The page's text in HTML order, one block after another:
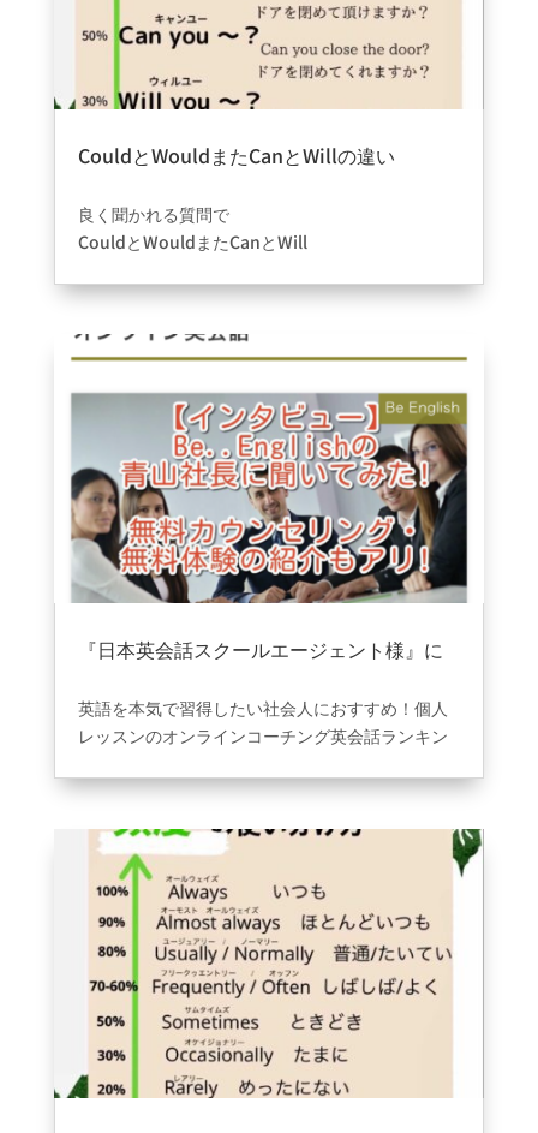
CouldとWouldまたCanとWillの違い
良く聞かれる質問で
CouldとWouldまたCanとWill
表にしてみました????‍♀️
少しでも役にたったな????
いいなーと思ったらイイネ????お願いします????
Be..心斎橋店は1人1人その人にあった形で
皆さんが楽しく英語を学べるように
レッスンを組まさせて頂いてます????
他の英会話教室では味わえないです！
是非興味のあるかたは質問でもいいので
DMなどお待ちしております????????
マンツーマンや少人数グループレッスンが
さらにカフェしながらネイティブ教師と会話がで
習った英語をその場で使える????
楽しく英会話を学ぶならBe…心斎橋店????
心斎橋#梅田#堀江英会
話初心者#英会話習い
たい#英会話カフェ#楽
しい#学べる#ネイティ
ブ英語#オンラインレ
ッスン
#english#osaka#Shins
aibashi#englishschool#
englishcafe#nativeengli
『日本英会話スクールエージェント様』に
英語を本気で習得したい社会人におすすめ！個人
レッスンのオンラインコーチング英会話ランキン
interview/
YouTubeに実際のインタビュー動画上がっており
ます。是非ご覧ください????
https://youtu.be/A4IuVwMU4Go